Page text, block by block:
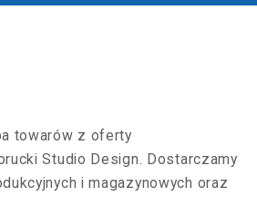
towarów z oferty
Studio Design. Dostarczamy
i magazynowych oraz